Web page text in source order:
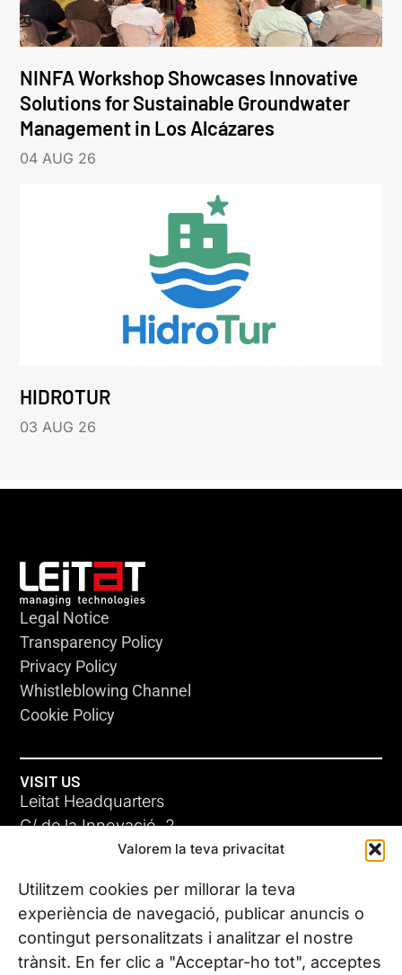
Valorem la teva privacitat
Utilitzem cookies per millorar la teva
experiència de navegació, publicar anuncis o
contingut personalitzats i analitzar el nostre
trànsit. En fer clic a "Acceptar-ho tot", acceptes
NINFA Workshop Showcases Innovative
Solutions for Sustainable Groundwater
Management in Los Alcázares
04 AUG 26
HIDROTUR
03 AUG 26
Legal Notice
Transparency Policy
Privacy Policy
Whistleblowing Channel
Cookie Policy
VISIT US
Leitat Headquarters
C/ de la Innovació, 2
08225 Terrassa, (Barcelona)
All our offices
CONTACT US
Phone. (+34) 937 882 300